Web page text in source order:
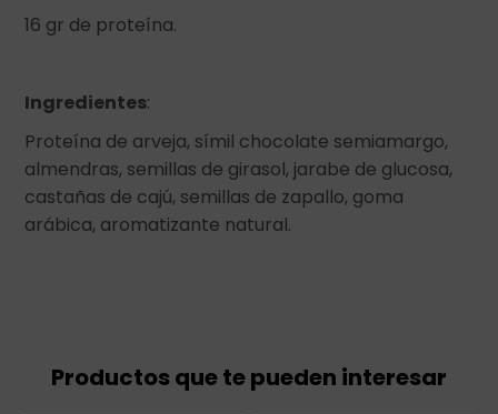
16 gr de proteína.
Ingredientes:
Proteína de arveja, símil chocolate semiamargo,
almendras, semillas de girasol, jarabe de glucosa,
castañas de cajú, semillas de zapallo, goma
arábica, aromatizante natural.
Productos que te pueden interesar